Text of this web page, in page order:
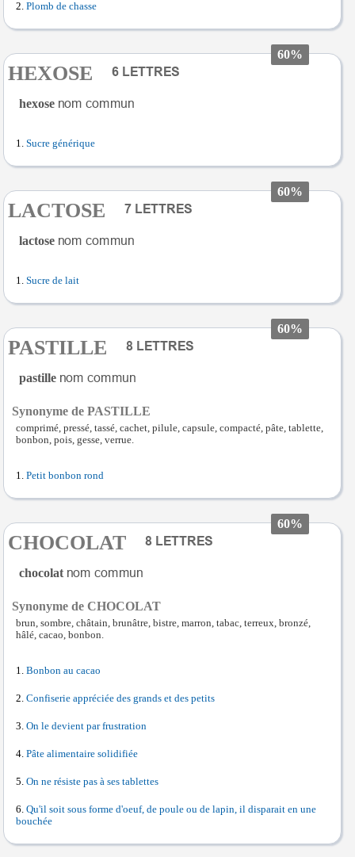
Plomb de chasse
60%
HEXOSE
hexose
Sucre générique
60%
LACTOSE
lactose
Sucre de lait
60%
PASTILLE
pastille
Synonyme de PASTILLE
comprimé, pressé, tassé, cachet, pilule, capsule, compacté, pâte, tablette,
bonbon, pois, gesse, verrue.
Petit bonbon rond
60%
CHOCOLAT
chocolat
Synonyme de CHOCOLAT
brun, sombre, châtain, brunâtre, bistre, marron, tabac, terreux, bronzé,
hâlé, cacao, bonbon.
Bonbon au cacao
Confiserie appréciée des grands et des petits
On le devient par frustration
Pâte alimentaire solidifiée
On ne résiste pas à ses tablettes
Qu'il soit sous forme d'oeuf, de poule ou de lapin, il disparait en une
bouchée